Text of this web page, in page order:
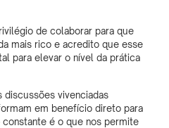
de colaborar para que
mais rico e acredito que esse
para elevar o nível da prática
discussões vivenciadas
em benefício direto para
é o que nos permite